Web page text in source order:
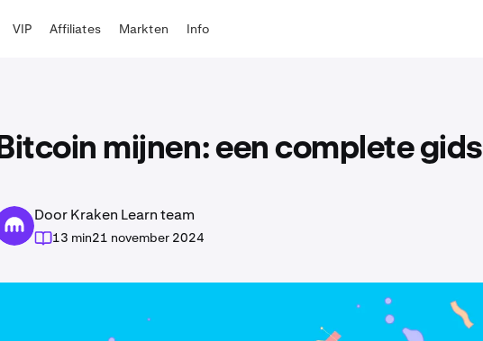
VIP Affiliates Markten Info
Bitcoin mijnen: een complete gids
Door Kraken Learn team
13 min21 november 2024